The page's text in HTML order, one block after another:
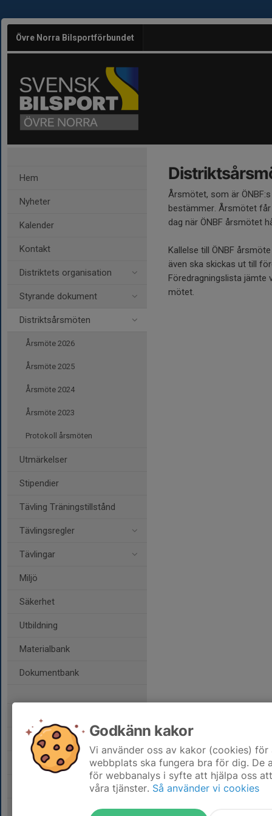
Övre Norra Bilsportförbundet
Hem
Nyheter
Kalender
Kontakt
Distriktets organisation
Styrande dokument
Distriktsårsmöten
Årsmöte 2026
Årsmöte 2025
Årsmöte 2024
Årsmöte 2023
Protokoll årsmöten
Utmärkelser
Stipendier
Tävling Träningstillstånd
Tävlingsregler
Tävlingar
Miljö
Säkerhet
Utbildning
Materialbank
Dokumentbank
RF SISU Norrbotten
RF SISU Västerbotten
Bilsportförsäkringar
Årsmötet, som är
bestämmer. Årsmötet får
dag när ÖNBF årsmötet
Kallelse till ÖNBF
även ska skickas ut till
Föredragningslista jämte
mötet.
Godkänn kakor
Vi använder oss av kakor (cookies)
webbplats ska fungera bra för dig. De
för webbanalys i syfte att hjälpa oss
våra tjänster. Så använder vi cookies